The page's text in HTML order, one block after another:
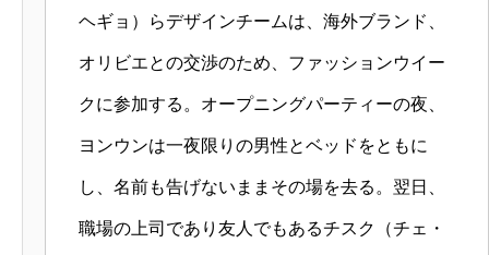
ヘギョ）らデザインチームは、海外ブランド、
オリビエとの交渉のため、ファッションウイー
クに参加する。オープニングパーティーの夜、
ヨンウンは一夜限りの男性とベッドをともに
し、名前も告げないままその場を去る。翌日、
職場の上司であり友人でもあるチスク（チェ・